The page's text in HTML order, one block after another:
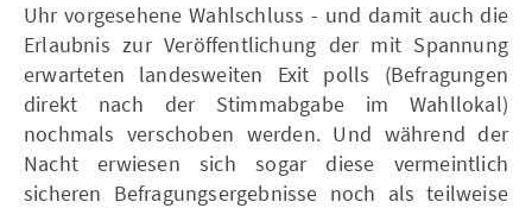
Uhr vorgesehene Wahlschluss - und damit auch die
Erlaubnis zur Veröffentlichung der mit Spannung
erwarteten landesweiten Exit polls (Befragungen
direkt nach der Stimmabgabe im Wahllokal)
nochmals verschoben werden. Und während der
Nacht erwiesen sich sogar diese vermeintlich
sicheren Befragungsergebnisse noch als teilweise